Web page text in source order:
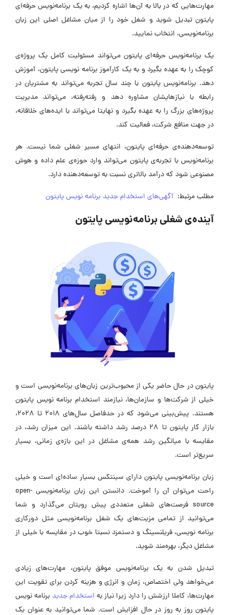
مهارت‌هایی که در بالا به آن‌ها اشاره کردیم، به یک برنامه‌نویس حرفه‌ای
پایتون تبدیل شوید و شغل خود را از میان مشاغل اصلی این زبان
برنامه‌نویسی، انتخاب نمایید.
یک برنامه‌نویس حرفه‌ای پایتون می‌تواند مسئولیت کامل یک پروژه‌ی
کوچک را به عهده بگیرد و به یک کارآموز برنامه نویسی پایتون، آموزش
دهد. برنامه‌نویس پایتون با چند سال تجربه می‌تواند به مشتریان در
رابطه با نیازهایشان مشاوره دهد و رفته‌رفته، می‌تواند مدیریت
پروژه‌های بزرگ را به عهده بگیرد و نهایتا می‌تواند با ایده‌های خلاقانه،
در جهت منافع شرکت، فعالیت کند.
توسعه‌دهنده‌ی حرفه‌ای پایتون، انتهای مسیر شغلی شما نیست. هر
برنامه‌نویس با تجربه‌ی پایتون می‌تواند وارد حوزه‌ی علم داده و هوش
مصنوعی شود که درآمد بالاتری نسبت به توسعه‌دهنده دارد.
مطلب مرتبط: آگهی‌های استخدام جدید برنامه نویس پایتون
آینده‌ی شغلی برنامه‌نویسی پایتون
پایتون در حال حاضر یکی از محبوب‌ترین زبان‌های برنامه‌نویسی است و
خیلی از شرکت‌ها و سازمان‌ها، نیازمند استخدام برنامه نویس پایتون
هستند. پیش‌بینی می‌شود که در حدفاصل سال‌های ۲۰۱۸ تا ۲۰۲۸،
بازار کار پایتون تا ۲۸ درصد رشد داشته باشند. این میزان رشد، در
مقایسه با میانگین رشد همه‌ی مشاغل در این بازه‌ی زمانی، بسیار
سریع‌تر است.
زبان برنامه‌نویسی پایتون دارای سینتکس بسیار ساده‌ای است و خیلی
راحت می‌توان آن را آموخت. دانستن این زبان برنامه‌نویسی open-
source فرصت‌های شغلی متعددی پیش رویتان می‌گذارد و شما
می‌توانید از تمامی مزیت‌های یک شغل برنامه‌نویسی مثل دورکاری
برنامه نویسی، فریلنسینگ و دستمزد نسبتا خوب در مقایسه با خیلی از
مشاغل دیگر، بهره‌مند شوید.
تبدیل شدن به یک برنامه‌نویس موفق پایتون، مهارت‌های زیادی
می‌خواهد ولی اختصاص، زمان و انرژی و هزینه کردن برای تقویت این
مهارت‌ها، کاملا ارزشش را دارد زیرا نیاز به استخدام جدید برنامه نویس
پایتون روز به روز در حال افزایش است. شما می‌توانید به عنوان یک